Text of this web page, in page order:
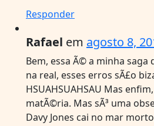
Responder
Rafael em agosto 8,
Bem, essa Ã© a minha
na real, esses erros sÃ£o
HSUAHSUAHSAU Mas
matÃ©ria. Mas sÃ³ uma
Davy Jones cai no mar